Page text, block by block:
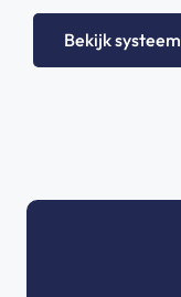
Bekijk systeem